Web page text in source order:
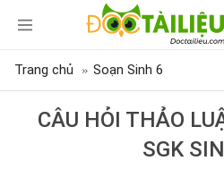
Trang chủ Soạn Sinh 6
CÂU HỎI THẢO
SGK